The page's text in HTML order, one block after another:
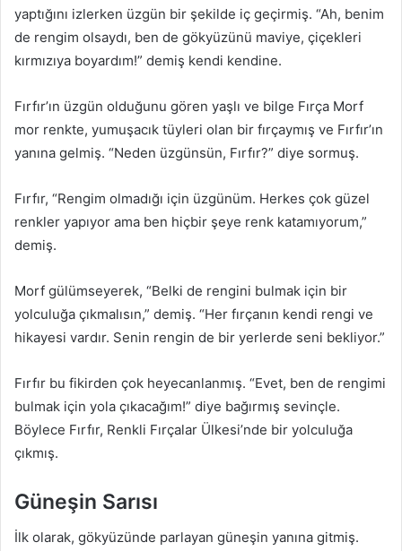
yaptığını izlerken üzgün bir şekilde iç geçirmiş. “Ah, benim
de rengim olsaydı, ben de gökyüzünü maviye, çiçekleri
kırmızıya boyardım!” demiş kendi kendine.
Fırfır’ın üzgün olduğunu gören yaşlı ve bilge Fırça Morf
mor renkte, yumuşacık tüyleri olan bir fırçaymış ve Fırfır’ın
yanına gelmiş. “Neden üzgünsün, Fırfır?” diye sormuş.
Fırfır, “Rengim olmadığı için üzgünüm. Herkes çok güzel
renkler yapıyor ama ben hiçbir şeye renk katamıyorum,”
demiş.
Morf gülümseyerek, “Belki de rengini bulmak için bir
yolculuğa çıkmalısın,” demiş. “Her fırçanın kendi rengi ve
hikayesi vardır. Senin rengin de bir yerlerde seni bekliyor.”
Fırfır bu fikirden çok heyecanlanmış. “Evet, ben de rengimi
bulmak için yola çıkacağım!” diye bağırmış sevinçle.
Böylece Fırfır, Renkli Fırçalar Ülkesi’nde bir yolculuğa
çıkmış.
Güneşin Sarısı
İlk olarak, gökyüzünde parlayan güneşin yanına gitmiş.